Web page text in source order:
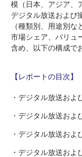
模（日本、アジア、
デジタル放送および
（種類別、用途別な
市場シェア、バリュ
含め、以下の構成で
【レポートの目次】
・デジタル放送お
・デジタル放送およ
・デジタル放送およ
・デジタル放送お